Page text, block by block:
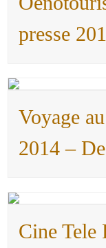
presse
Voyage
2014 –
Cine Tele